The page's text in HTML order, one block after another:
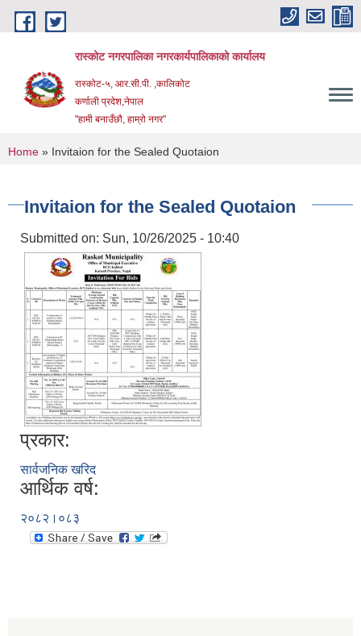
Skip to main content
रास्कोट नगरपालिका नगरकार्यपालिकाको कार्यालय
रास्कोट-५, आर.सी.पी. ,कालिकोट
कर्णाली प्रदेश,नेपाल
"हामी बनाउँछौ, हाम्रो नगर"
You are here
Home » Invitaion for the Sealed Quotaion
Invitaion for the Sealed Quotaion
Submitted on: Sun, 10/26/2025 - 10:40
प्रकार:
सार्वजनिक खरिद
आर्थिक वर्ष:
२०८२।०८३